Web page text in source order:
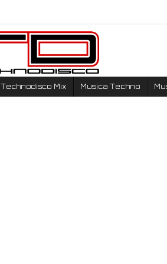
Technodisco Mix Musica Techno